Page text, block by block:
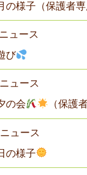
の様子（保護者専
ニュース
び
ニュース
の会
（保護
ニュース
の様子